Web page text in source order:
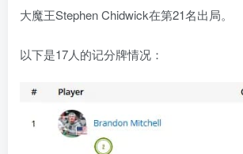
大魔王Stephen Chidwick在第21名出局。
以下是17人的记分牌情况：